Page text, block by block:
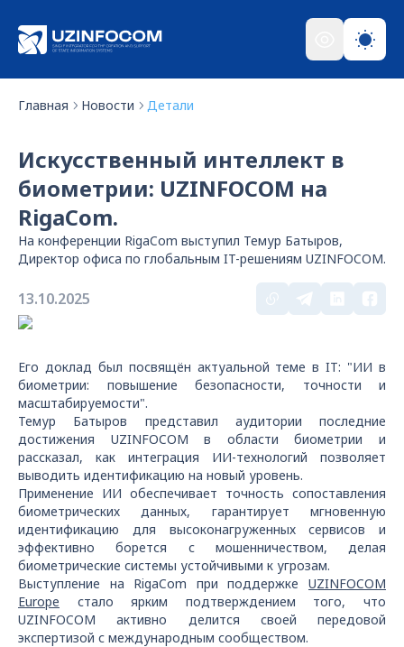
Главная Новости Детали
Искусственный интеллект в
биометрии: UZINFOCOM на
RigaCom.
На конференции RigaCom выступил Темур Батыров,
Директор офиса по глобальным IT-решениям UZINFOCOM.
13.10.2025
Его доклад был посвящён актуальной теме в IT: "ИИ в
биометрии: повышение безопасности, точности и
масштабируемости".
Темур Батыров представил аудитории последние
достижения UZINFOCOM в области биометрии и
рассказал, как интеграция ИИ-технологий позволяет
выводить идентификацию на новый уровень.
Применение ИИ обеспечивает точность сопоставления
биометрических данных, гарантирует мгновенную
идентификацию для высоконагруженных сервисов и
эффективно борется с мошенничеством, делая
биометрические системы устойчивыми к угрозам.
Выступление на RigaCom при поддержке UZINFOCOM
Europe стало ярким подтверждением того, что
UZINFOCOM активно делится своей передовой
экспертизой с международным сообществом.